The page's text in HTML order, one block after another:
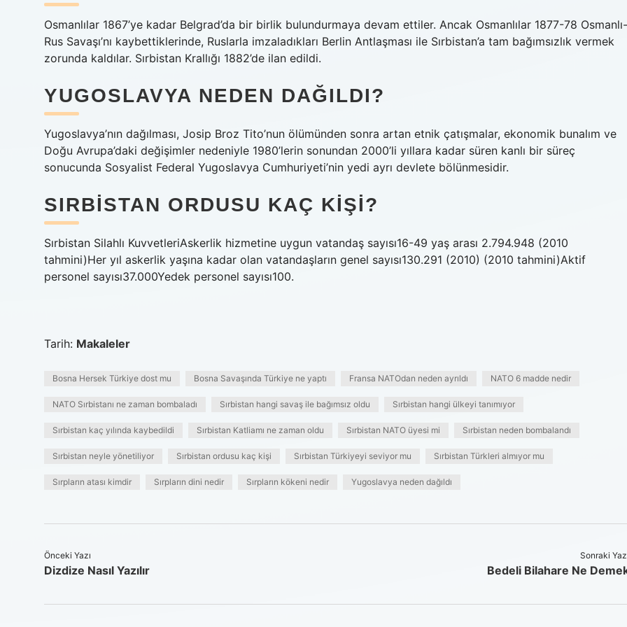
Osmanlılar 1867’ye kadar Belgrad’da bir birlik bulundurmaya devam ettiler. Ancak Osmanlılar 1877-78 Osmanlı-
Rus Savaşı’nı kaybettiklerinde, Ruslarla imzaladıkları Berlin Antlaşması ile Sırbistan’a tam bağımsızlık vermek
zorunda kaldılar. Sırbistan Krallığı 1882’de ilan edildi.
YUGOSLAVYA NEDEN DAĞILDI?
Yugoslavya’nın dağılması, Josip Broz Tito’nun ölümünden sonra artan etnik çatışmalar, ekonomik bunalım ve
Doğu Avrupa’daki değişimler nedeniyle 1980’lerin sonundan 2000’li yıllara kadar süren kanlı bir süreç
sonucunda Sosyalist Federal Yugoslavya Cumhuriyeti’nin yedi ayrı devlete bölünmesidir.
SIRBISTAN ORDUSU KAÇ KIŞI?
Sırbistan Silahlı KuvvetleriAskerlik hizmetine uygun vatandaş sayısı16-49 yaş arası 2.794.948 (2010
tahmini)Her yıl askerlik yaşına kadar olan vatandaşların genel sayısı130.291 (2010) (2010 tahmini)Aktif
personel sayısı37.000Yedek personel sayısı100.
Tarih: Makaleler
Bosna Hersek Türkiye dost mu Bosna Savaşında Türkiye ne yaptı Fransa NATOdan neden ayrıldı NATO 6 madde nedir
NATO Sırbistanı ne zaman bombaladı Sırbistan hangi savaş ile bağımsız oldu Sırbistan hangi ülkeyi tanımıyor
Sırbistan kaç yılında kaybedildi Sırbistan Katliamı ne zaman oldu Sırbistan NATO üyesi mi Sırbistan neden bombalandı
Sırbistan neyle yönetiliyor Sırbistan ordusu kaç kişi Sırbistan Türkiyeyi seviyor mu Sırbistan Türkleri almıyor mu
Sırpların atası kimdir Sırpların dini nedir Sırpların kökeni nedir Yugoslavya neden dağıldı
Önceki Yazı
Dizdize Nasıl Yazılır
Sonraki
Bedeli Bilahare Ne